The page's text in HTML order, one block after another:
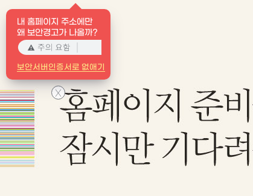
내 홈페이지 주소에만
왜 보안경고가 나올까?
보안서버인증서로 없애기
X